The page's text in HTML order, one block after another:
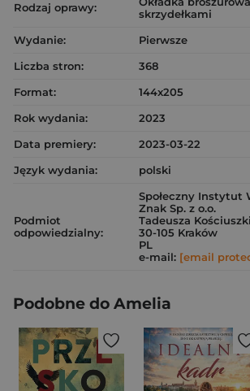
Rodzaj oprawy:
skrzydełkami
Wydanie:
Pierwsze
Liczba stron:
368
Format:
144x205
Rok wydania:
2023
Data premiery:
2023-03-22
Język wydania:
polski
Podmiot
odpowiedzialny:
Społeczny Instytut
Znak Sp. z o.o.
Tadeusza
30-105 Kraków
PL
e-mail: [email
Podobne do Amelia